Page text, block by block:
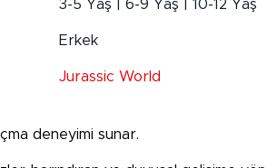
3-5 Yaş | 6-9 Yaş | 10-12 Yaş
Erkek
Jurassic World
deneyimi sunar.